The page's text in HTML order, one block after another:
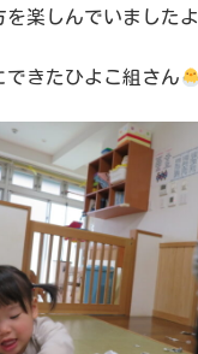
を楽しんでいましたよ
できたひよこ組さん